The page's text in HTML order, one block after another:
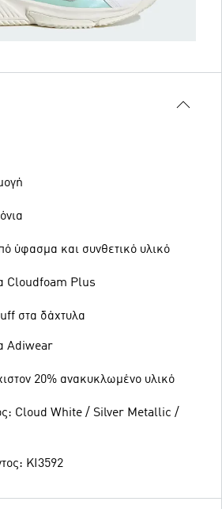
ύφασμα και συνθετικό υλικό
Cloudfoam Plus
στα δάχτυλα
Adiwear
20% ανακυκλωμένο υλικό
Cloud White / Silver Metallic /
KI3592